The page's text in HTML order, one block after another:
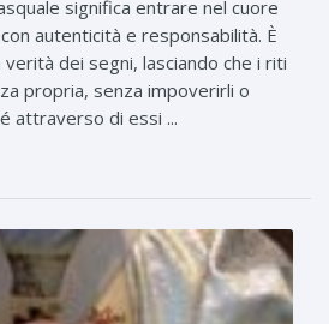
significa entrare nel cuore
autenticità e responsabilità. È
dei segni, lasciando che i riti
propria, senza impoverirli o
attraverso di essi ...